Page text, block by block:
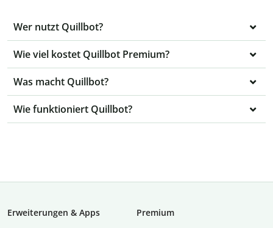
Wer nutzt Quillbot?
Wie viel kostet Quillbot Premium?
Was macht Quillbot?
Wie funktioniert Quillbot?
Erweiterungen & Apps
Premium